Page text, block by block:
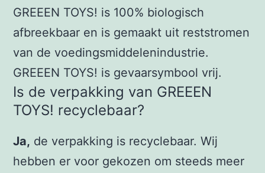
GREEEN TOYS! is 100% biologisch
afbreekbaar en is gemaakt uit reststromen
van de voedingsmiddelenindustrie.
GREEEN TOYS! is gevaarsymbool vrij.
Is de verpakking van GREEEN
TOYS! recyclebaar?
Ja, de verpakking is recyclebaar. Wij
hebben er voor gekozen om steeds meer